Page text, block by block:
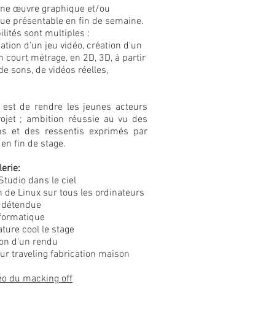
œuvre graphique et/ou
présentable en fin de semaine.
sont multiples :
d'un jeu vidéo, création d'un
court métrage, en 2D, 3D, à partir
sons, de vidéos réelles,
est de rendre les jeunes acteurs
; ambition réussie au vu des
et des ressentis exprimés par
fin de stage.
dans le ciel
de Linux sur tous les ordinateurs
cool le stage
d'un rendu
traveling fabrication maison
du macking off